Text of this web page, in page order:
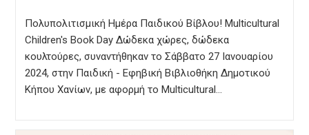
Πολυπολιτισμική Ημέρα Παιδικού Βίβλου! Multicultural
Children's Book Day Δώδεκα χώρες, δώδεκα
κουλτούρες, συναντήθηκαν το Σάββατο 27 Ιανουαρίου
2024, στην Παιδική - Εφηβική Βιβλιοθήκη Δημοτικού
Κήπου Χανίων, με αφορμή το Multicultural…